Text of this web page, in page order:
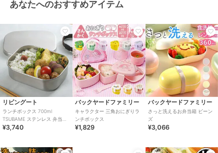
あなたへのおすすめアイテム
リビングート
ランチボックス 700ml
TSUBAME ステンレス 弁当箱
M 日本製
¥3,740
バックヤードファミリー
キャラクター 三角おにぎりラ
ンチボックス
¥1,829
バックヤードファミリー
さっと洗えるお弁当箱 ビーン
ズ
¥3,066